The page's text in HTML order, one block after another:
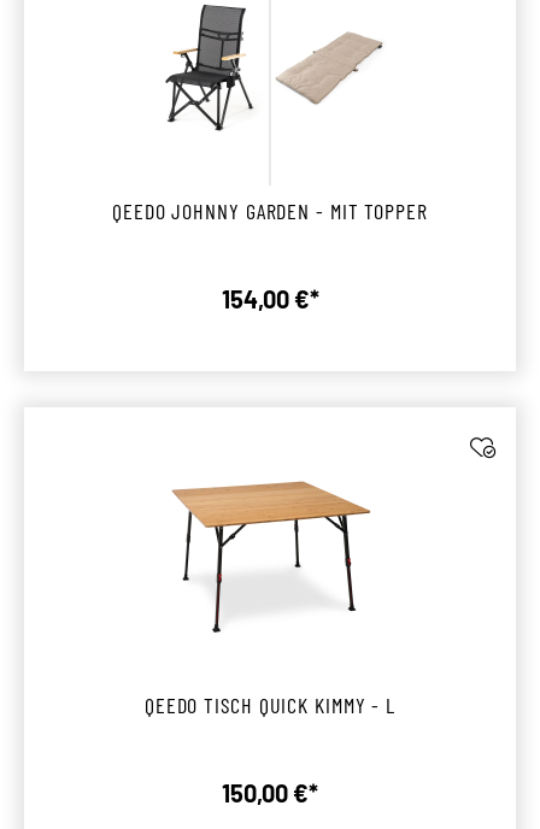
QEEDO JOHNNY GARDEN - MIT TOPPER
Regulärer Preis:
154,00 €*
QEEDO TISCH QUICK KIMMY - L
Regulärer Preis:
150,00 €*